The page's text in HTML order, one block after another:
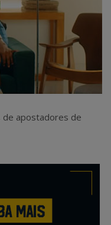
de apostadores de